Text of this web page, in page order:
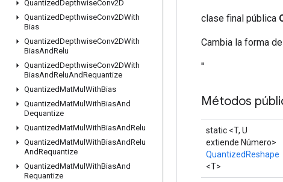
QuantizedDepthwiseConv2D
QuantizedDepthwiseConv2DWith
Bias
QuantizedDepthwiseConv2DWith
BiasAndRelu
QuantizedDepthwiseConv2DWith
BiasAndReluAndRequantize
QuantizedMatMul WithBias
QuantizedMatMul WithBiasAnd
Dequantize
QuantizedMatMul WithBiasAndRelu
QuantizedMatMul WithBiasAndRelu
AndRequantize
QuantizedMatMul WithBiasAnd
Requantize
clase final pública
Cambia la forma
''
Métodos
static <T, U
extiende Número>
QuantizedReshape
<T>